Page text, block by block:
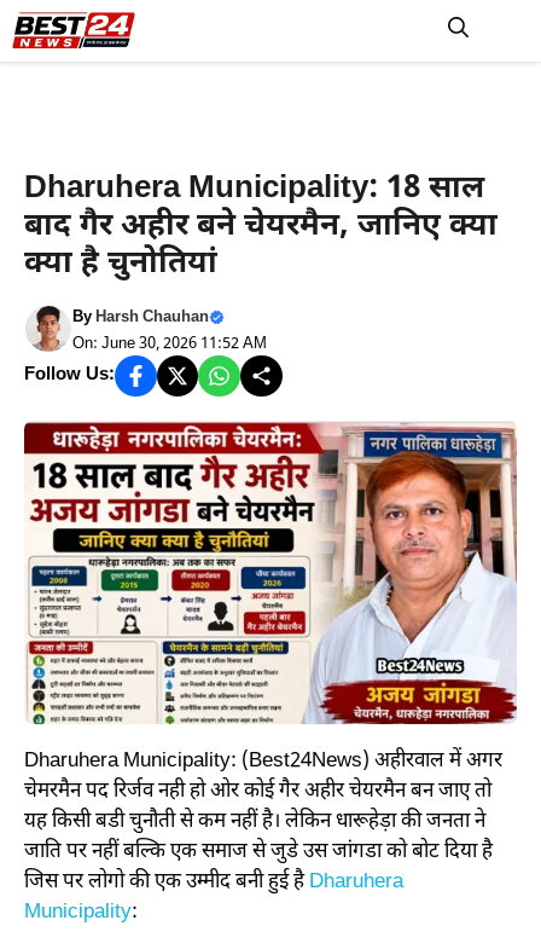
Skip
to
Dharuhera Municipality: 18 साल
बाद गैर अ​हीर बने चेयरमैन, जानिए क्या
क्या है चुनोतियां
ByHarsh Chauhan
On: June 30, 2026 11:52 AM
Follow Us:
Dharuhera Municipality: (Best24News) अहीरवाल में अगर
चेमरमैन पद रिर्जव नही हो ओर कोई गैर अहीर चेयरमैन बन जाए तो
यह किसी बडी चुनौती से कम नहीं है। लेकिन धारूहेड़ा की जनता ने
जाति पर नहीं बल्कि एक समाज से जुडे उस जांगडा को बोट दिया है
जिस पर लोगो की एक उम्मीद बनी हुई है Dharuhera
Municipality: